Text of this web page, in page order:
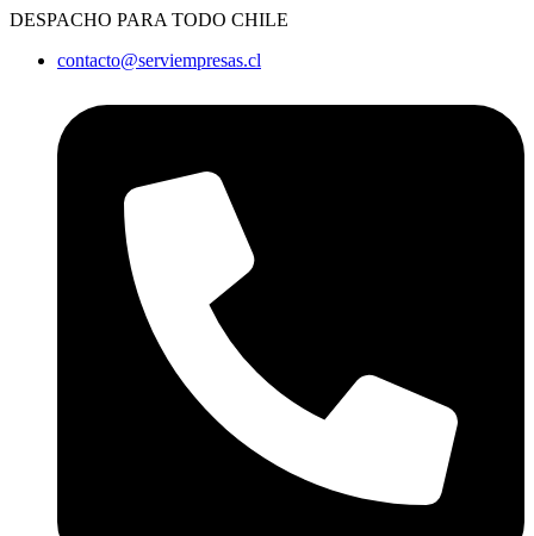
Ir
contenido
DESPACHO PARA TODO CHILE
contacto@serviempresas.cl